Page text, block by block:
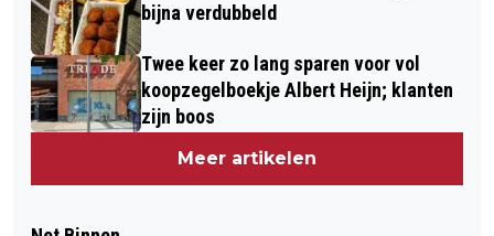
bijna verdubbeld
Twee keer zo lang sparen voor vol
koopzegelboekje Albert Heijn; klanten
zijn boos
Meer artikelen